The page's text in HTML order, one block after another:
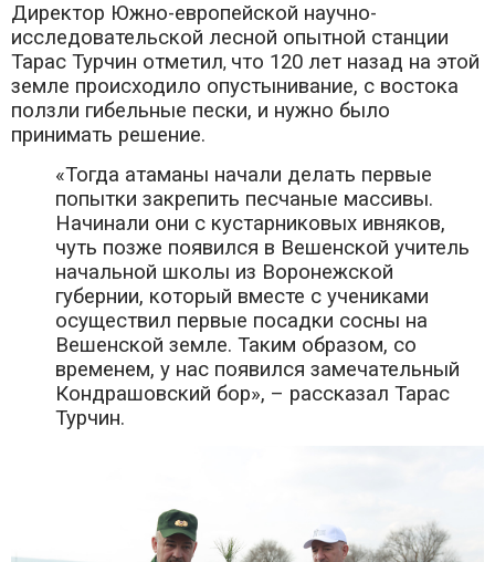
Директор Южно-европейской научно-
исследовательской лесной опытной станции
Тарас Турчин отметил, что 120 лет назад на этой
земле происходило опустынивание, с востока
ползли гибельные пески, и нужно было
принимать решение.
«Тогда атаманы начали делать первые
попытки закрепить песчаные массивы.
Начинали они с кустарниковых ивняков,
чуть позже появился в Вешенской учитель
начальной школы из Воронежской
губернии, который вместе с учениками
осуществил первые посадки сосны на
Вешенской земле. Таким образом, со
временем, у нас появился замечательный
Кондрашовский бор», – рассказал Тарас
Турчин.